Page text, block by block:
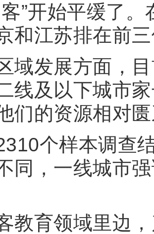
”开始平缓了
和江苏排在前
发展方面，目
线及以下城市
们的资源相对
个样本调查结
同，一线城市
育领域里边，